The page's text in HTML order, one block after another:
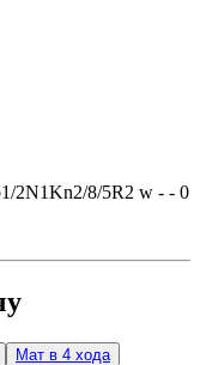
2N1Kn2/8/5R2 w - - 0
Мат в 4 хода